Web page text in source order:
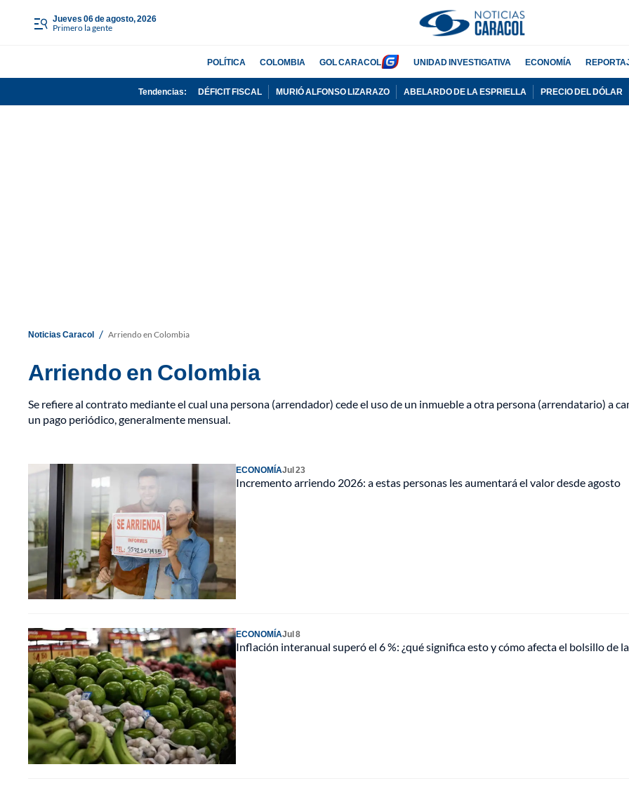
jueves 06 de agosto, 2026
Primero la gente
POLÍTICA COLOMBIA GOL CARACOL UNIDAD INVESTIGATIVA ECONOMÍA
Tendencias: DÉFICIT FISCAL MURIÓ ALFONSO LIZARAZO ABELARDO DE LA ESPRIELLA PRECIO DEL DÓLAR
Noticias Caracol / Arriendo en Colombia
Arriendo en Colombia
Se refiere al contrato mediante el cual una persona (arrendador) cede el uso de un inmueble a otra persona (arrendatario) a
un pago periódico, generalmente mensual.
ECONOMÍAJul 23
Incremento arriendo 2026: a estas personas les aumentará el valor desde agosto
ECONOMÍAJul 8
Inflación interanual superó el 6 %: ¿qué significa esto y cómo afecta el bolsillo de